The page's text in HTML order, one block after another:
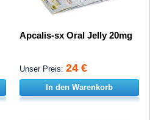
Apcalis-sx Oral Jelly 20mg
Unser Preis: 24 €
In den Warenkorb